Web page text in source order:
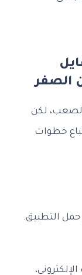
الصفر
لكن
خطوات